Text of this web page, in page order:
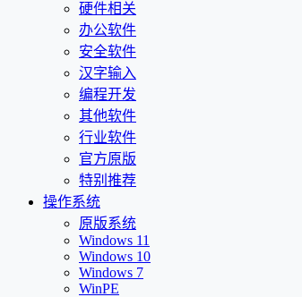
硬件相关
办公软件
安全软件
汉字输入
编程开发
其他软件
行业软件
官方原版
特别推荐
操作系统
原版系统
Windows 11
Windows 10
Windows 7
WinPE